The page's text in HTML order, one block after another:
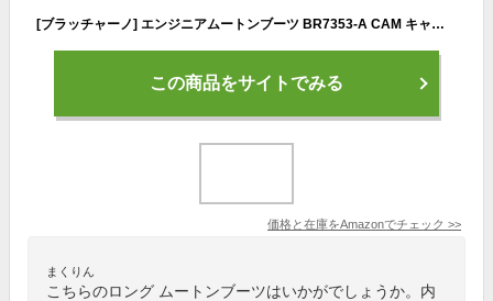
[ブラッチャーノ] エンジニアムートンブーツ BR7353-A CAM キャメル JP M(26cm)
この商品をサイトでみる
価格と在庫をAmazonでチェック >>
まくりん
こちらのロング ムートンブーツはいかがでしょうか。内